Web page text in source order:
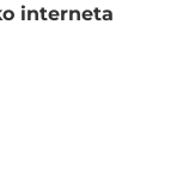
interneta